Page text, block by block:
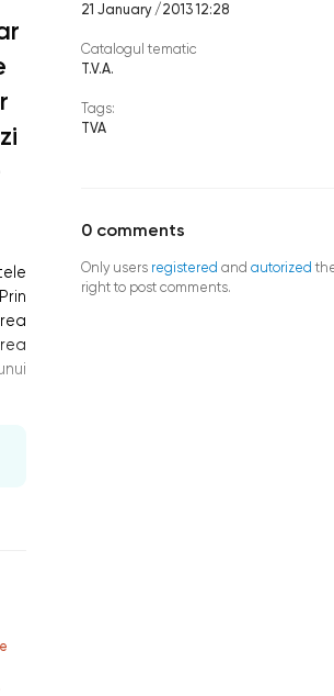
21 January /2013 12:28
Catalogul tematic
T.V.A.
Tags:
TVA
0 comments
Only users registered and autorized
right to post comments.